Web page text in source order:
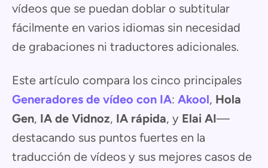
vídeos que se puedan doblar o subtitular
fácilmente en varios idiomas sin necesidad
de grabaciones ni traductores adicionales.
Este artículo compara los cinco principales
Generadores de vídeo con IA: Akool, Hola
Gen, IA de Vidnoz, IA rápida, y Elai AI—
destacando sus puntos fuertes en la
traducción de vídeos y sus mejores casos de